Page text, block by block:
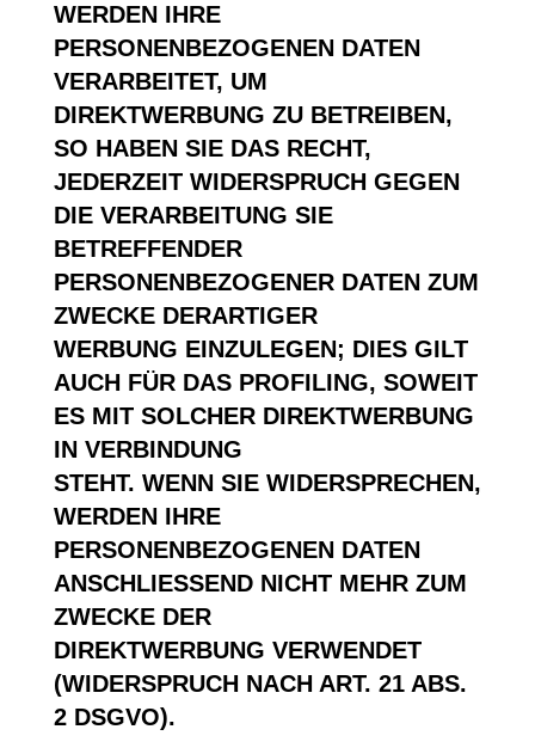
WERDEN IHRE
PERSONENBEZOGENEN DATEN
VERARBEITET, UM
DIREKTWERBUNG ZU BETREIBEN,
SO HABEN SIE DAS RECHT,
JEDERZEIT WIDERSPRUCH GEGEN
DIE VERARBEITUNG SIE
BETREFFENDER
PERSONENBEZOGENER DATEN ZUM
ZWECKE DERARTIGER
WERBUNG EINZULEGEN; DIES GILT
AUCH FÜR DAS PROFILING, SOWEIT
ES MIT SOLCHER DIREKTWERBUNG
IN VERBINDUNG
STEHT. WENN SIE WIDERSPRECHEN,
WERDEN IHRE
PERSONENBEZOGENEN DATEN
ANSCHLIESSEND NICHT MEHR ZUM
ZWECKE DER
DIREKTWERBUNG VERWENDET
(WIDERSPRUCH NACH ART. 21 ABS.
2 DSGVO).